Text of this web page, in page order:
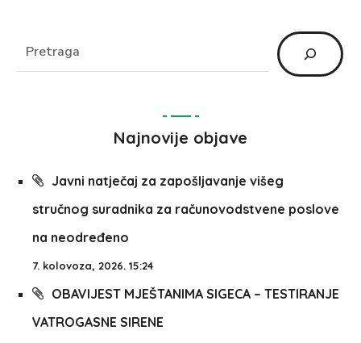
Najnovije objave
Javni natječaj za zapošljavanje višeg
stručnog suradnika za računovodstvene poslove
na neodređeno
7. kolovoza, 2026. 15:24
OBAVIJEST MJEŠTANIMA SIGECA – TESTIRANJE
VATROGASNE SIRENE